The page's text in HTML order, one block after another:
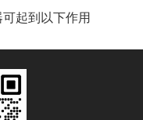
起到以下作用